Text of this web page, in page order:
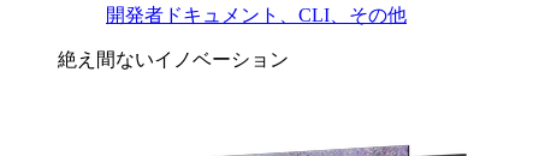
開発者ドキュメント、CLI、その他
絶え間ないイノベーション